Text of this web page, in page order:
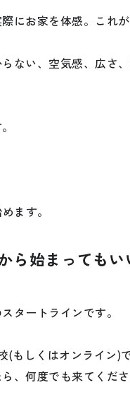
にお家を体感。これ
ない、空気感、広さ、
ます。
ら始まってもい
タートラインです。
もしくはオンライン)
、何度でも来てくださ